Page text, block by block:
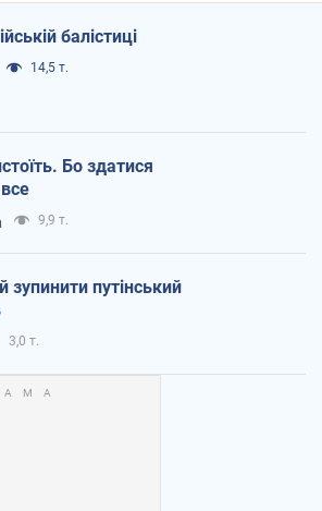
балістиці
14,5 т.
Бо здатися
9,9 т.
зупинити путінський
3,0 т.